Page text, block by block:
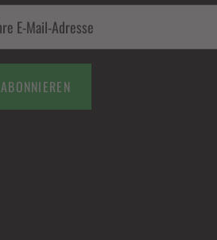
ABONNIEREN